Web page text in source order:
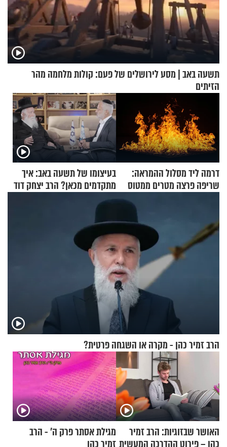
תשעה באב | מסע לירושלים של פעם: קולות מלחמה מהר
הזיתים
דרמה ליד מסלול ההמראה:
שריפה פרצה מטרים ממטוס
בעיצומו של תשעה באב: איך
מתקדמים מכאן? הרב יצחק דוד
גרוסמן בשיחה מיוחדת
הרב זמיר כהן - מקרה או השגחה פרטית?
האושר שבזוגיות: הרב זמיר
כהן – פירוט ההדרכה המעשית
מגילת אסתר פרק ה’ - הרב
זמיר כהן